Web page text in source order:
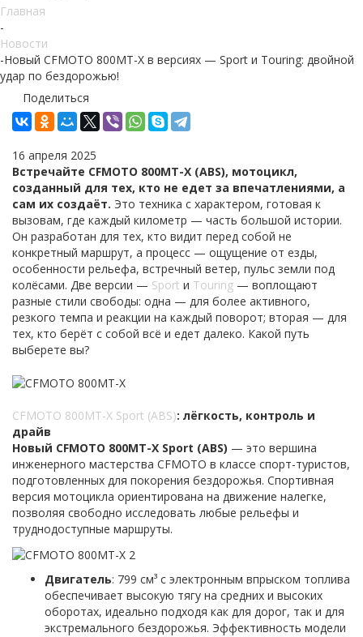
Главная
-
Новости
-Новый CFMOTO 800MT-X в версиях — Sport и Touring: двойной
удар по бездорожью!
Поделиться
16 апреля 2025
Встречайте CFMOTO 800MT-X (ABS), мотоцикл,
созданный для тех, кто не едет за впечатлениями, а
сам их создаёт. Это техника с характером, готовая к
вызовам, где каждый километр — часть большой истории.
Он разработан для тех, кто видит перед собой не
конкретный маршрут, а процесс — ощущение от езды,
особенности рельефа, встречный ветер, пульс земли под
колёсами. Две версии — Sport и Touring — воплощают
разные стили свободы: одна — для более активного,
резкого темпа и реакции на каждый поворот; вторая — для
тех, кто берёт с собой всё и едет далеко. Какой путь
выберете вы?
CFMOTO 800MT-X Sport (ABS): лёгкость, контроль и
драйв
Новый CFMOTO 800MT-X Sport (ABS) — это вершина
инженерного мастерства CFMOTO в классе спорт-туристов,
подготовленных для покорения бездорожья. Спортивная
версия мотоцикла ориентирована на движение налегке,
позволяя свободно исследовать любые рельефы и
труднодоступные маршруты.
Двигатель: 799 см³ с электронным впрыском топлива
обеспечивает высокую тягу на средних и высоких
оборотах, идеально подходя как для дорог, так и для
экстремального бездорожья. Эффективность модели